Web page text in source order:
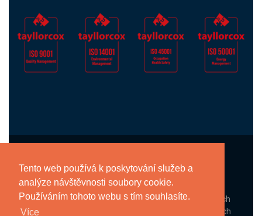
Tento web používá k poskytování služeb a
analýze návštěvnosti soubory cookie.
Používáním tohoto webu s tím souhlasíte.
Více
Informace, které nám poskytnete na těchto webových
stránkách, zpracováváme dle zásad ochrany osobních